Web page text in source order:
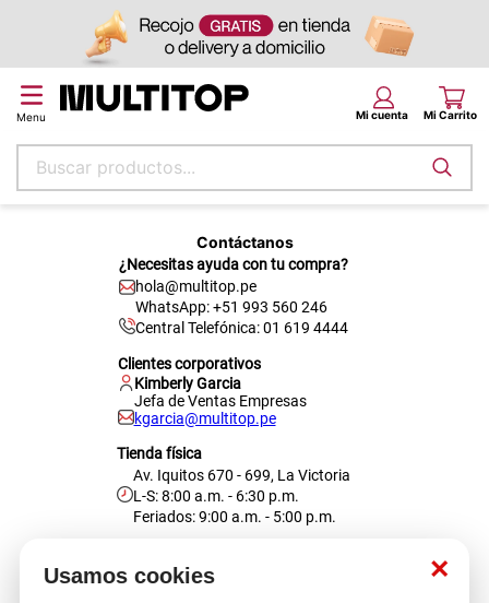
×
Usamos cookies
Buscar productos...
Contáctanos
¿Necesitas ayuda con tu compra?
hola@multitop.pe
WhatsApp: +51 993 560 246
Central Telefónica: 01 619 4444
Clientes corporativos
Kimberly Garcia
Jefa de Ventas Empresas
kgarcia@multitop.pe
Tienda física
Av. Iquitos 670 - 699, La Victoria
L-S: 8:00 a.m. - 6:30 p.m.
Feriados: 9:00 a.m. - 5:00 p.m.